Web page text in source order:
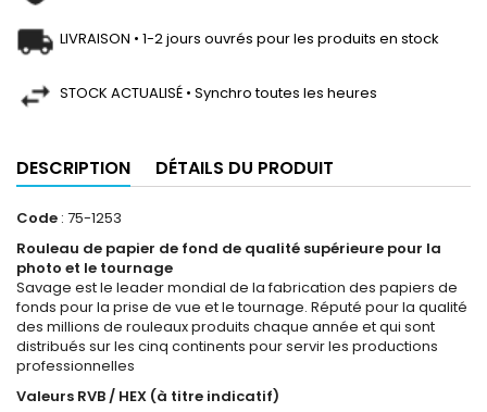
LIVRAISON • 1-2 jours ouvrés pour les produits en stock
STOCK ACTUALISÉ • Synchro toutes les heures
DESCRIPTION DÉTAILS DU PRODUIT
Code : 75-1253
Rouleau de papier de fond de qualité supérieure pour la
photo et le tournage
Savage est le leader mondial de la fabrication des papiers de
fonds pour la prise de vue et le tournage. Réputé pour la qualité
des millions de rouleaux produits chaque année et qui sont
distribués sur les cinq continents pour servir les productions
professionnelles
Valeurs RVB / HEX (à titre indicatif)